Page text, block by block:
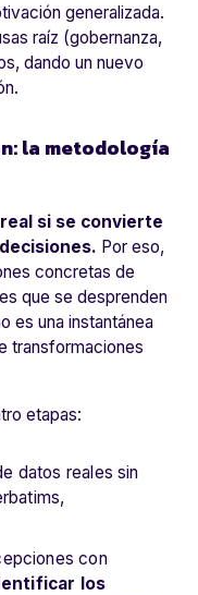
generalizada.
raíz (gobernanza,
dando un nuevo
la metodología
si se convierte
Por eso,
concretas de
que se desprenden
es una instantánea
transformaciones
etapas:
datos reales sin
con
los